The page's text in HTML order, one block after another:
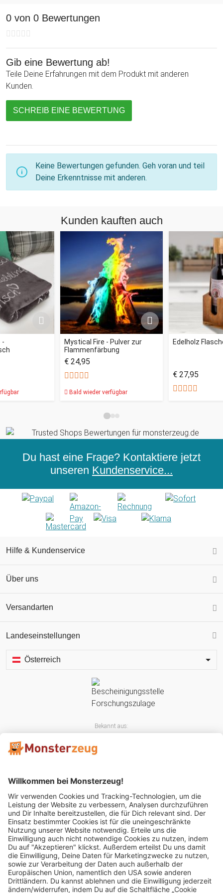
exklusive Stunden bei Candle Light und bestem Essen!
0 von 0 Bewertungen
Gib eine Bewertung ab!
Teile Deine Erfahrungen mit dem Produkt mit anderen
Kunden.
SCHREIB EINE BEWERTUNG
Keine Bewertungen gefunden. Geh voran und teil
Deine Erkenntnisse mit anderen.
Kunden kauften auch
-
Mystical Fire - Pulver zur
Flammenfärbung
€ 24,95
Bald wieder verfügbar
Edelholz
€ 27,95
Du hast eine Frage? Kontaktiere jetzt
unseren Kundenservice...
Hilfe & Kundenservice
Über uns
Versandarten
Landeseinstellungen
Österreich
Bekannt aus:
Mitglied im: